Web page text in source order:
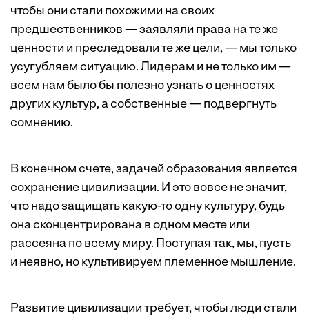
чтобы они стали похожими на своих
предшественников — заявляли права на те же
ценности и преследовали те же цели, — мы только
усугубляем ситуацию. Лидерам и не только им —
всем нам было бы полезно узнать о ценностях
других культур, а собственные — подвергнуть
сомнению.
В конечном счете, задачей образования является
сохранение цивилизации. И это вовсе не значит,
что надо защищать какую-то одну культуру, будь
она сконцентрирована в одном месте или
рассеяна по всему миру. Поступая так, мы, пусть
и неявно, но культивируем племенное мышление.
Развитие цивилизации требует, чтобы люди стали